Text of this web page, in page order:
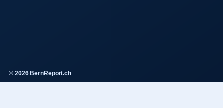
© 2026 BernReport.ch